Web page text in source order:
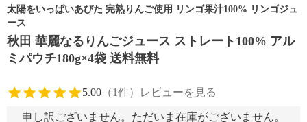
太陽をいっぱいあびた 完熟りんご使用 リンゴ果汁100% リンゴジュ
ース
秋田 華麗なるりんごジュース ストレート100% アル
ミパウチ180g×4袋 送料無料
5.00 （1件） レビューを見る
申し訳ございません。ただいま在庫がございません。